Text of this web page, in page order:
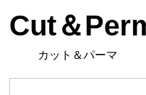
Cut＆
カット＆パーマ